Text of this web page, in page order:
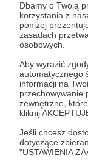
Dbamy o Twoją
korzystania z
poniżej
zasadach
osobowych.
Aby wyrazić
automatycznego
informacji na
przechowywanie
zewnętrzne,
kliknij
Jeśli chcesz
dotyczące
"USTAWIENIA
3 dni
Komentarz